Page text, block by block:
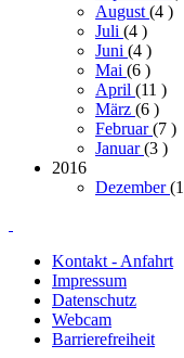
August(4 )
Juli (4 )
Juni (4 )
Mai (6 )
April (11 )
März (6 )
Februar(7 )
Januar(3 )
2016
Dezember(1
Kontakt - Anfahrt
Impressum
Datenschutz
Webcam
Barrierefreiheit